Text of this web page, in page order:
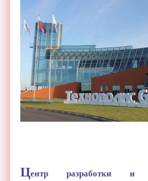
Центр разработки и